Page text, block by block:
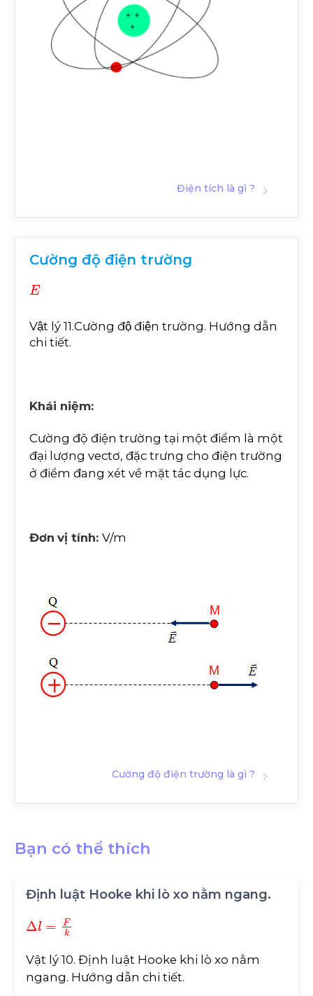
Điện tích là gì ?
Cường độ điện trường
E
Vật lý 11.Cường độ điện trường. Hướng dẫn
chi tiết.
Khái niệm:
Cường độ điện trường tại một điểm là một
đại lượng vectơ, đặc trưng cho điện trường
ở điểm đang xét về mặt tác dụng lực.
Đơn vị tính: V/m
Cường độ điện trường là gì ?
Bạn có thể thích
Định luật Hooke khi lò xo nằm ngang.
∆ =
Vật lý 10. Định luật Hooke khi lò xo nằm
ngang. Hướng dẫn chi tiết.